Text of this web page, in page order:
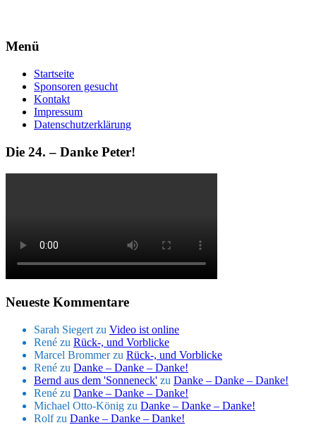
Menü
Startseite
Sponsoren gesucht
Kontakt
Impressum
Datenschutzerklärung
Die 24. – Danke Peter!
Neueste Kommentare
Sarah Siegert zu Video ist online
René zu Rück-, und Vorblicke
Marcel Brommerzu Rück-, und Vorblicke
René zu Danke – Danke – Danke!
Bernd aus dem 'Sonneneck' zu Danke – Danke – Danke!
René zu Danke – Danke – Danke!
Michael Otto-König zu Danke – Danke – Danke!
Rolfzu Danke – Danke – Danke!